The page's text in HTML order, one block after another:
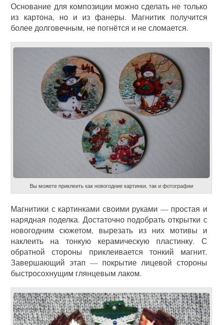
Основание для композиции можно сделать не только
из картона, но и из фанеры. Магнитик получится
более долговечным, не погнётся и не сломается.
Вы можете приклеить как новогодние картинки, так и фотографии
Магнитики с картинками своими руками — простая и
нарядная поделка. Достаточно подобрать открытки с
новогодним сюжетом, вырезать из них мотивы и
наклеить на тонкую керамическую пластинку. С
обратной стороны приклеивается тонкий магнит.
Завершающий этап — покрытие лицевой стороны
быстросохнущим глянцевым лаком.